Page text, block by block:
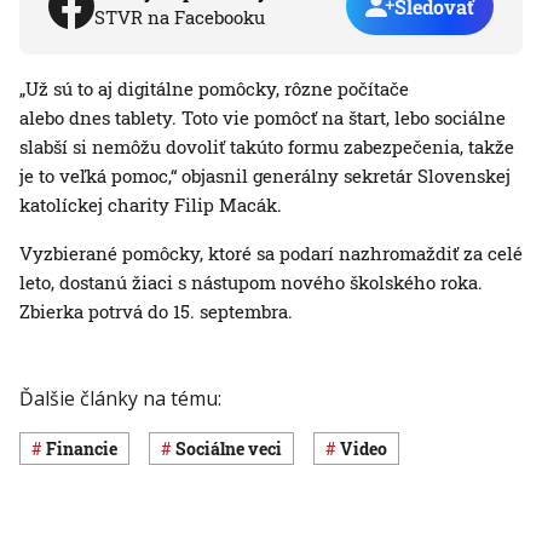
STVR na Facebooku Sledovať
„Už sú to aj digitálne pomôcky, rôzne počítače
alebo dnes tablety. Toto vie pomôcť na štart, lebo sociálne
slabší si nemôžu dovoliť takúto formu zabezpečenia, takže
je to veľká pomoc,“ objasnil generálny sekretár Slovenskej
katolíckej charity Filip Macák.
Vyzbierané pomôcky, ktoré sa podarí nazhromaždiť za celé
leto, dostanú žiaci s nástupom nového školského roka.
Zbierka potrvá do 15. septembra.
Ďalšie články na tému:
Financie Sociálne veci Video